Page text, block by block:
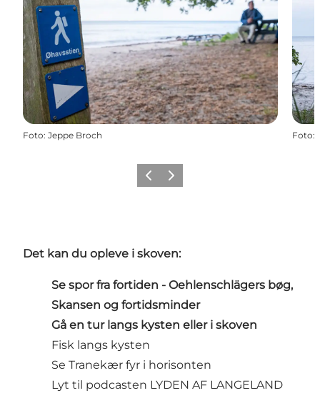
Foto: Jeppe Broch Foto:
ForrigeNæste
Det kan du opleve i skoven:
Se spor fra fortiden - Oehlenschlägers bøg,
Skansen og fortidsminder
Gå en tur langs kysten eller i skoven
Fisk langs kysten
Se Tranekær fyr i horisonten
Lyt til podcasten LYDEN AF LANGELAND